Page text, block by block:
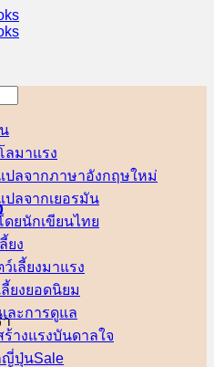
ล
ลจากภาษาอังกฤษ
ลจากเยอรมัน
ยนักเขียนไทย
ยง
เลี้ยง
ยง
ละการดูแล
ร้างแรงบันดาลใจ
ญี่ปุ่น